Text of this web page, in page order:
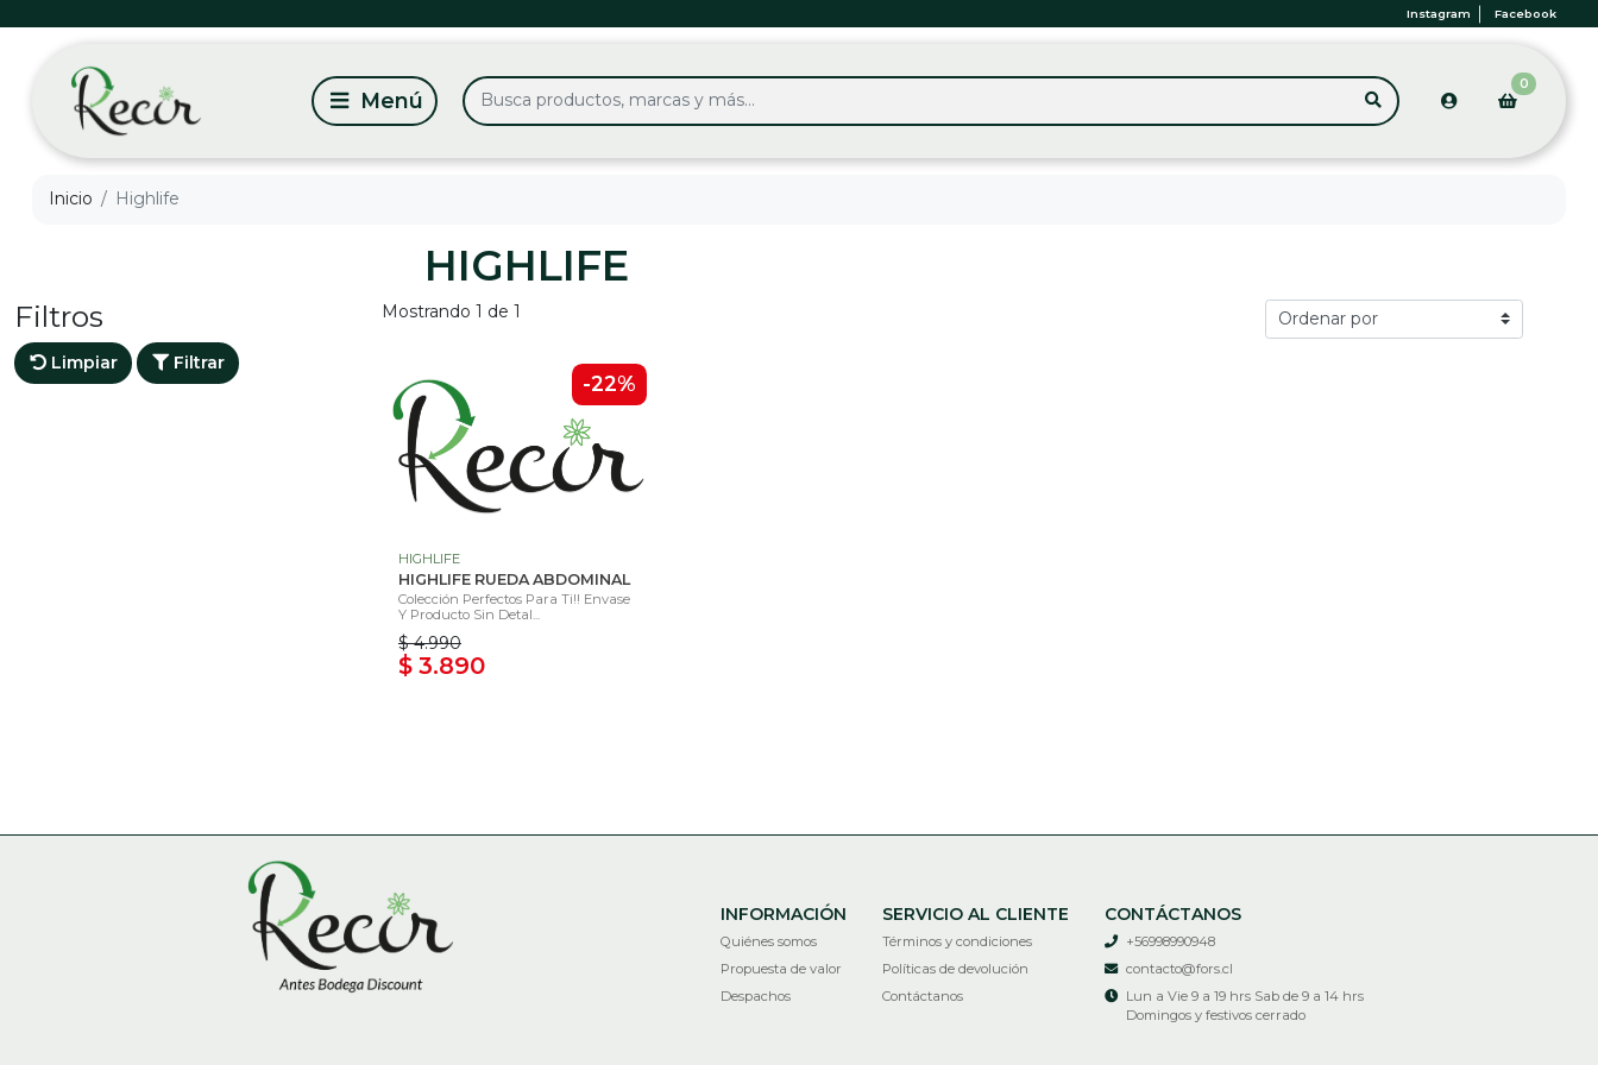
Instagram Facebook
0
Inicio Highlife
HIGHLIFE
Filtros
Limpiar Filtrar
Mostrando 1 de 1
-22%
HIGHLIFE
HIGHLIFE RUEDA ABDOMINAL
Colección Perfectos Para Ti!! Envase
Y Producto Sin Detal...
$ 4.990
$ 3.890
INFORMACIÓN
Quiénes somos
Propuesta de valor
Despachos
SERVICIO AL CLIENTE
Términos y condiciones
Políticas de devolución
Contáctanos
CONTÁCTANOS
+56998990948
contacto@fors.cl
Lun a Vie 9 a 19 hrs Sab de 9 a 14 hrs
Domingos y festivos cerrado